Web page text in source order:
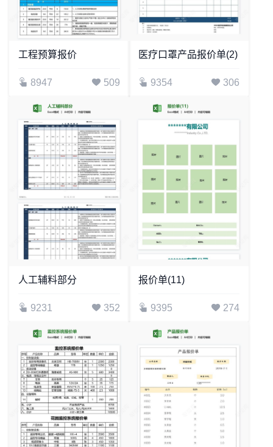
工程预算报价
8947 509
医疗口罩产品报价单(2)
9354 306
人工辅料部分
9231 352
报价单(11)
9395 274